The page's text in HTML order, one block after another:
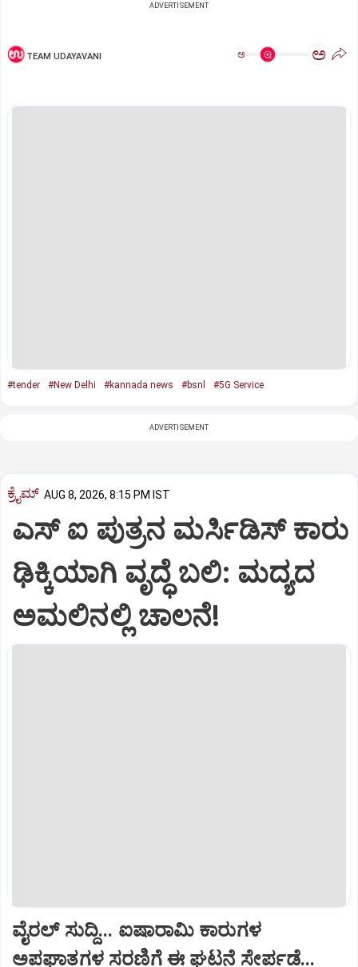
ADVERTISEMENT
TEAM UDAYAVANI ಅ ಅ
#tender #New Delhi #kannada news #bsnl #5G Service
ADVERTISEMENT
ಕ್ರೈಮ್ AUG 8, 2026, 8:15 PM IST
ಎಸ್ ಐ ಪುತ್ರನ ಮರ್ಸಿಡಿಸ್‌ ಕಾರು
ಢಿಕ್ಕಿಯಾಗಿ ವೃದ್ಧೆ ಬಲಿ: ಮದ್ಯದ
ಅಮಲಿನಲ್ಲಿ ಚಾಲನೆ!
ವೈರಲ್ ಸುದ್ದಿ... ಐಷಾರಾಮಿ ಕಾರುಗಳ
ಅಪಘಾತಗಳ ಸರಣಿಗೆ ಈ ಘಟನೆ ಸೇರ್ಪಡೆ...